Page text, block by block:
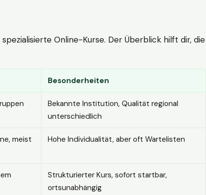
Online-Kurse. Der Überblick hilft dir, die
Besonderheiten
Bekannte Institution, Qualität regional
unterschiedlich
meist
Hohe Individualität, aber oft Wartelisten
Strukturierter Kurs, sofort startbar,
ortsunabhängig